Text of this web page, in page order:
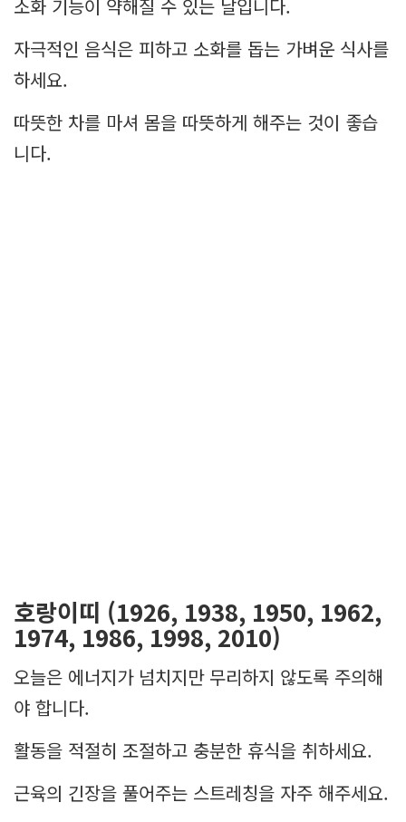
소화 기능이 약해질 수 있는 날입니다.
자극적인 음식은 피하고 소화를 돕는 가벼운 식사를
하세요.
따뜻한 차를 마셔 몸을 따뜻하게 해주는 것이 좋습
니다.
호랑이띠 (1926, 1938, 1950, 1962,
1974, 1986, 1998, 2010)
오늘은 에너지가 넘치지만 무리하지 않도록 주의해
야 합니다.
활동을 적절히 조절하고 충분한 휴식을 취하세요.
근육의 긴장을 풀어주는 스트레칭을 자주 해주세요.